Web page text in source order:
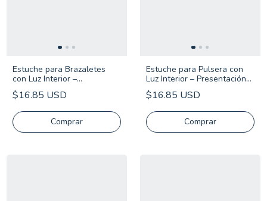
Estuche para Brazaletes
con Luz Interior –
Presentación Premium
$16.85 USD
Comprar
Estuche para Pulsera con
Luz Interior – Presentación
Premium
$16.85 USD
Comprar